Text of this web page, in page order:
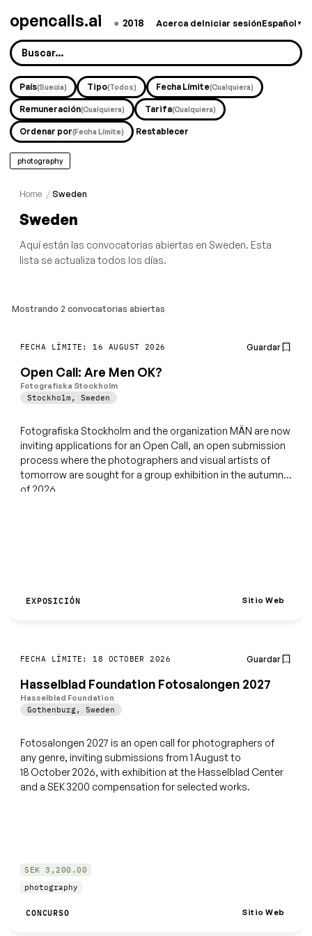
opencalls.ai ● 2018 Acerca deIniciar sesiónEspañol ▼
País(Suecia) Tipo(Todos) Fecha Límite(Cualquiera)
Remuneración(Cualquiera) Tarifa(Cualquiera)
Ordenar por(Fecha Límite) Restablecer
photography
Home / Sweden
Sweden
Aquí están las convocatorias abiertas en Sweden. Esta
lista se actualiza todos los días.
Mostrando 2 convocatorias abiertas
FECHA LÍMITE: 16 AUGUST 2026 Guardar
Open Call: Are Men OK?
Fotografiska Stockholm
Stockholm , Sweden
Fotografiska Stockholm and the organization MÄN are now
inviting applications for an Open Call, an open submission
process where the photographers and visual artists of
tomorrow are sought for a group exhibition in the autumn
of 2026.
EXPOSICIÓN Sitio Web
FECHA LÍMITE: 18 OCTOBER 2026 Guardar
Hasselblad Foundation Fotosalongen 2027
Hasselblad Foundation
Gothenburg, Sweden
Fotosalongen 2027 is an open call for photographers of
any genre, inviting submissions from 1 August to
18 October 2026, with exhibition at the Hasselblad Center
and a SEK 3200 compensation for selected works.
SEK 3,200.00
photography
CONCURSO Sitio Web